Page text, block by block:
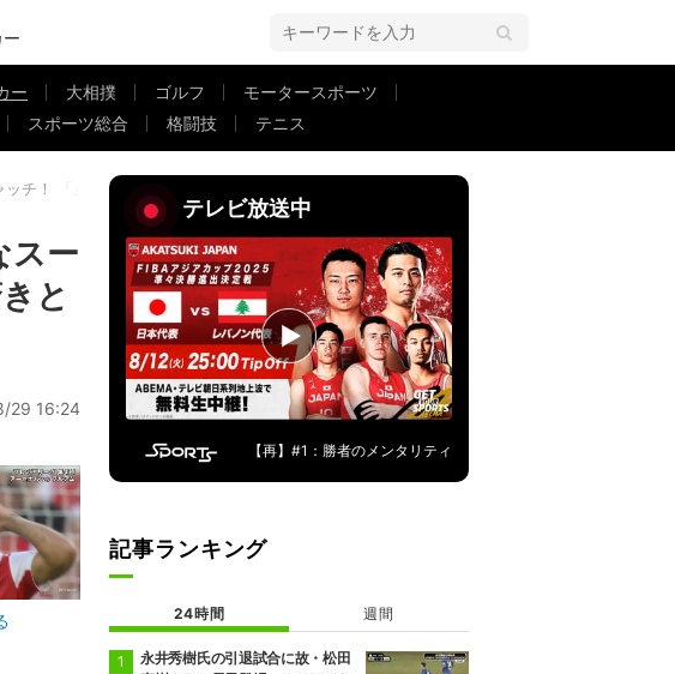
ー 大相撲 ゴルフ
モータースポーツ
スポーツ総合 格闘技 テニス
チ！ 「止めるか〜」「素晴らしい」驚きと称賛
スー
と
29 16:24
テレビ放送中
【再】#1：勝者のメンタリティ
記事ランキング
24時間 週間
永井秀樹氏の引退試合に故・松田